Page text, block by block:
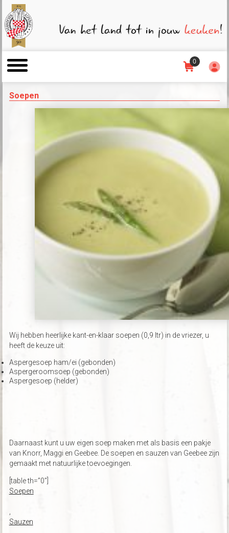
0
Soepen
Wij hebben heerlijke kant-en-klaar soepen (0,9 ltr) in de vriezer, u
heeft de keuze uit:
Aspergesoep ham/ei (gebonden)
Aspergeroomsoep (gebonden)
Aspergesoep (helder)
Daarnaast kunt u uw eigen soep maken met als basis een pakje
van Knorr, Maggi en Geebee. De soepen en sauzen van Geebee zijn
gemaakt met natuurlijke toevoegingen.
[table th=”0″]
Soepen
Sauzen